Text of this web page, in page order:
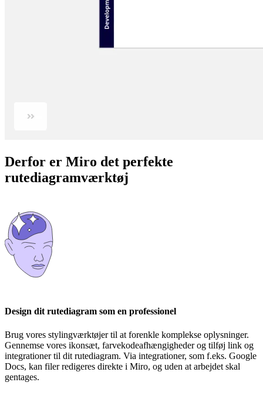
Derfor er Miro det perfekte
rutediagramværktøj
Design dit rutediagram som en professionel
Brug vores stylingværktøjer til at forenkle komplekse oplysninger.
Gennemse vores ikonsæt, farvekodeafhængigheder og tilføj link og
integrationer til dit rutediagram. Via integrationer, som f.eks. Google
Docs, kan filer redigeres direkte i Miro, og uden at arbejdet skal
gentages.